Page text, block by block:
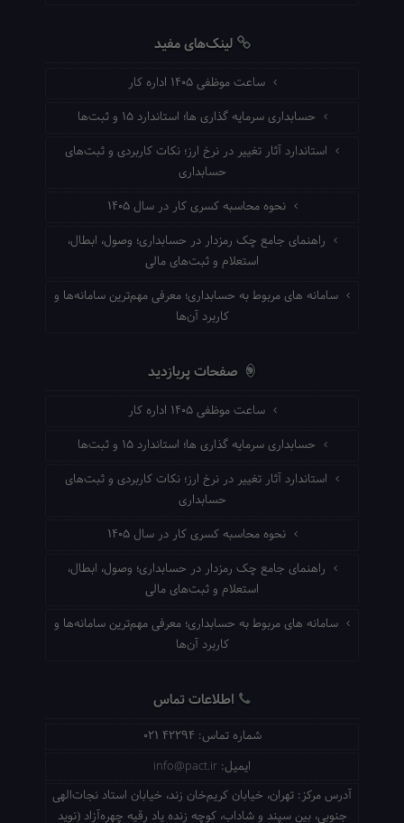
لینک‌های مفید
ساعت موظفی ۱۴۰۵ اداره کار
حسابداری سرمایه گذاری ها؛ استاندارد ۱۵ و ثبت‌ها
استاندارد آثار تغییر در نرخ ارز؛ نکات کاربردی و ثبت‌های
حسابداری
نحوه محاسبه کسری کار در سال ۱۴۰۵
راهنمای جامع چک رمزدار در حسابداری؛ وصول، ابطال،
استعلام و ثبت‌های مالی
سامانه های مربوط به حسابداری؛ معرفی مهم‌ترین سامانه‌ها و
کاربرد آن‌ها
صفحات پربازدید
ساعت موظفی ۱۴۰۵ اداره کار
حسابداری سرمایه گذاری ها؛ استاندارد ۱۵ و ثبت‌ها
استاندارد آثار تغییر در نرخ ارز؛ نکات کاربردی و ثبت‌های
حسابداری
نحوه محاسبه کسری کار در سال ۱۴۰۵
راهنمای جامع چک رمزدار در حسابداری؛ وصول، ابطال،
استعلام و ثبت‌های مالی
سامانه های مربوط به حسابداری؛ معرفی مهم‌ترین سامانه‌ها و
کاربرد آن‌ها
اطلاعات تماس
شماره تماس: 021 42294
ایمیل: info@pact.ir
آدرس مرکز: تهران، خیابان کریم‌خان زند، خیابان استاد نجات‌الهی
جنوبی، بین سپند و شاداب، کوچه زنده یاد رقیه چهره‌آزاد (نوید